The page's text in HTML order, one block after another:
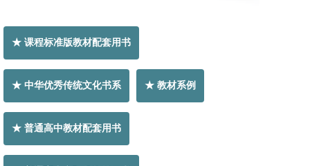
★ 课程标准版教材配套用书
★ 中华优秀传统文化书系 ★ 教材系例
★ 普通高中教材配套用书